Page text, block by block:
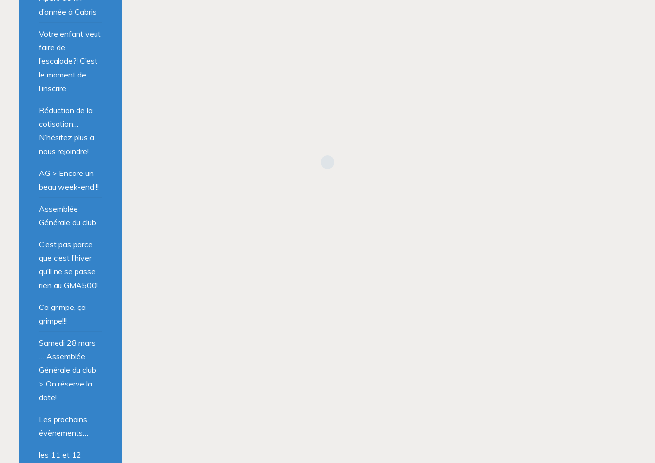
d’année à Cabris
Votre enfant veut
faire de
l’escalade?! C’est
le moment de
l’inscrire
Réduction de la
cotisation…
N’hésitez plus à
nous rejoindre!
AG > Encore un
beau week-end !!
Assemblée
Générale du club
C’est pas parce
que c’est l’hiver
qu’il ne se passe
rien au GMA500!
Ca grimpe, ça
grimpe!!!
Samedi 28 mars
… Assemblée
Générale du club
> On réserve la
date!
Les prochains
évènements…
les 11 et 12